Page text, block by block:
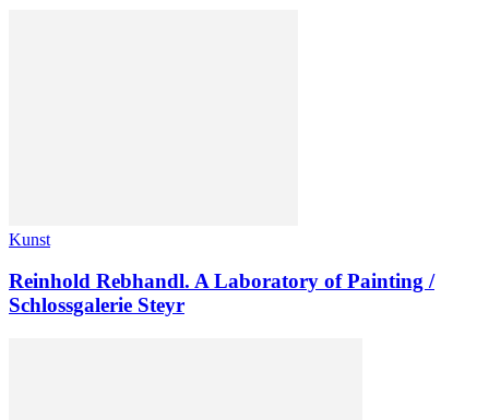
Kunst
Reinhold Rebhandl. A Laboratory of Painting /
Schlossgalerie Steyr